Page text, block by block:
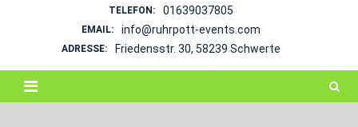
TELEFON: 01639037805
EMAIL: info@ruhrpott-events.com
ADRESSE: Friedensstr. 30, 58239 Schwerte